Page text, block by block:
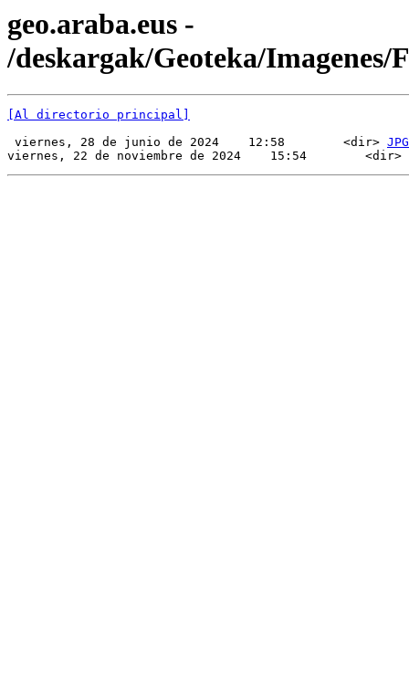
geo.araba.eus -
/deskargak/Geoteka/Imagenes/
[Al directorio principal]
viernes, 28 de junio de 2024    12:58        <dir> JPG
viernes, 22 de noviembre de 2024    15:54        <dir>